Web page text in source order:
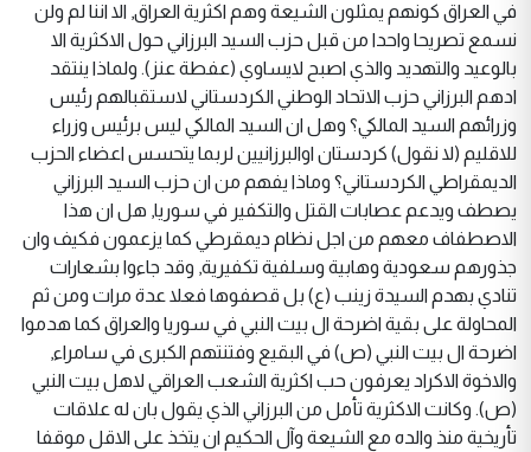
في العراق كونهم يمثلون الشيعة وهم اكثرية العراق, الا اننا لم ولن
نسمع تصريحا واحدا من قبل حزب السيد البرزاني حول الاكثرية الا
بالوعيد والتهديد والذي اصبح لايساوي (عفطة عنز). ولماذا ينتقد
ادهم البرزاني حزب الاتحاد الوطني الكردستاني لاستقبالهم رئيس
وزرائهم السيد المالكي؟ وهل ان السيد المالكي ليس برئيس وزراء
للاقليم (لا نقول) كردستان اوالبرزانيين لربما يتحسس اعضاء الحزب
الديمقراطي الكردستاني؟ وماذا يفهم من ان حزب السيد البرزاني
يصطف ويدعم عصابات القتل والتكفير في سوريا, هل ان هذا
الاصطفاف معهم من اجل نظام ديمقرطي كما يزعمون فكيف وان
جذورهم سعودية وهابية وسلفية تكفيرية, وقد جاءوا بشعارات
تنادي بهدم السيدة زينب (ع) بل قصفوها فعلا عدة مرات ومن ثم
المحاولة على بقية اضرحة ال بيت النبي في سوريا والعراق كما هدموا
اضرحة ال بيت النبي (ص) في البقيع وفتنتهم الكبرى في سامراء,
والاخوة الاكراد يعرفون حب اكثرية الشعب العراقي لاهل بيت النبي
(ص). وكانت الاكثرية تأمل من البرزاني الذي يقول بان له علاقات
تأريخية منذ والده مع الشيعة وآل الحكيم ان يتخذ على الاقل موقفا